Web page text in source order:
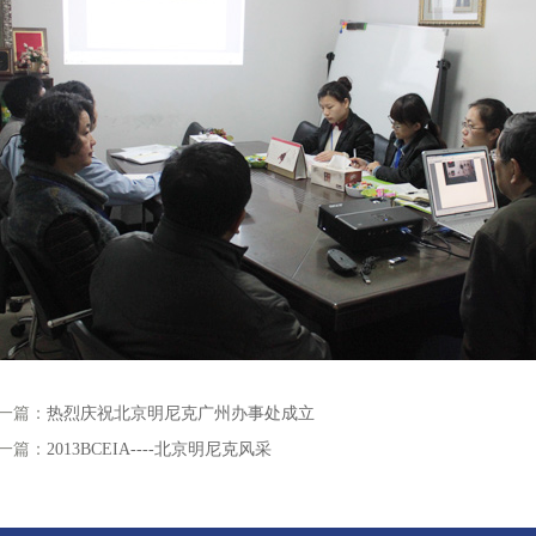
篇： 热烈庆祝北京明尼克广州办事处成立
篇： 2013BCEIA----北京明尼克风采